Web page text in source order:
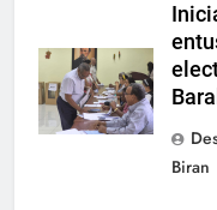
Biran